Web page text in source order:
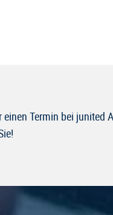
Termin bei junited